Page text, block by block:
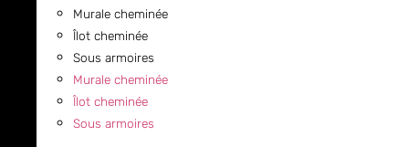
Murale cheminée
Îlot cheminée
Sous armoires
Murale cheminée
Îlot cheminée
Sous armoires